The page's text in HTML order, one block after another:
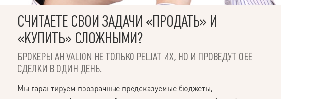
СЧИТАЕТЕ СВОИ ЗАДАЧИ «ПРОДАТЬ» И
«КУПИТЬ» СЛОЖНЫМИ?
БРОКЕРЫ АН VALION НЕ ТОЛЬКО РЕШАТ ИХ, НО И ПРОВЕДУТ ОБЕ
СДЕЛКИ В ОДИН ДЕНЬ.
Мы гарантируем прозрачные предсказуемые бюджеты,